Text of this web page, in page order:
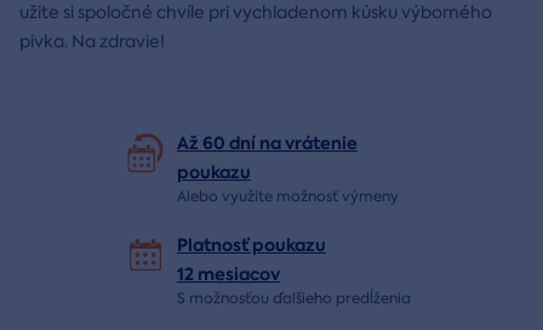
užite si spoločné chvíle pri vychladenom kúsku výborného
pivka. Na zdravie!
Až 60 dní na vrátenie
poukazu
Alebo využite možnosť výmeny
Platnosť poukazu
12 mesiacov
S možnosťou ďalšieho predĺženia